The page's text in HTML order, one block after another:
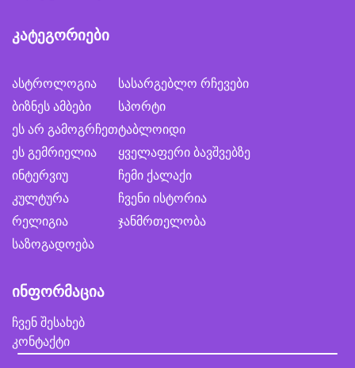
კატეგორიები
ასტროლოგია
ბიზნეს ამბები
ეს არ გამოგრჩეთ
ეს გემრიელია
ინტერვიუ
კულტურა
რელიგია
საზოგადოება
სასარგებლო რჩევები
სპორტი
ტაბლოიდი
ყველაფერი ბავშვებზე
ჩემი ქალაქი
ჩვენი ისტორია
ჯანმრთელობა
ინფორმაცია
ჩვენ შესახებ
კონტაქტი